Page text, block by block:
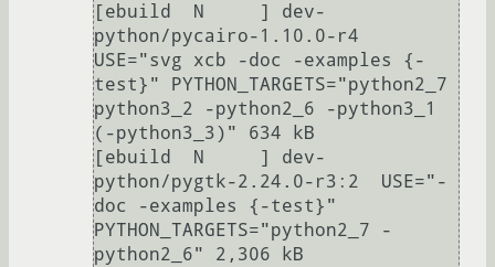
[ebuild  N     ] dev-
python/pycairo-1.10.0-r4
USE="svg xcb -doc -examples {-
test}" PYTHON_TARGETS="python2_7
python3_2 -python2_6 -python3_1
(-python3_3)" 634 kB
[ebuild  N     ] dev-
python/pygtk-2.24.0-r3:2  USE="-
doc -examples {-test}"
PYTHON_TARGETS="python2_7 -
python2_6" 2,306 kB